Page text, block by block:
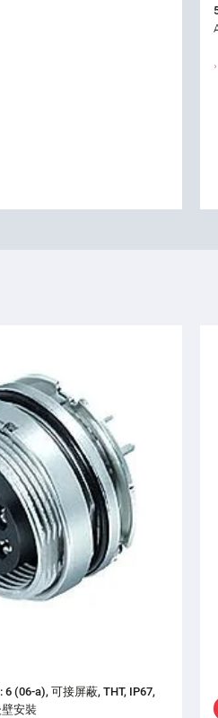
(06-a), 可接屏蔽, THT, IP67,
壁安裝